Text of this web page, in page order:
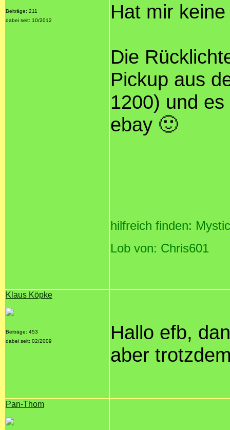
Beiträge: 211
dabei seit: 10/2012
Hat mir
Die
Pickup aus
1200) und
ebay 🙂
hilfreich finden:
Lob von: Chris601
Klaus Köpke
Beiträge: 453
dabei seit: 02/2009
Hallo efb,
aber
Pan-Thom